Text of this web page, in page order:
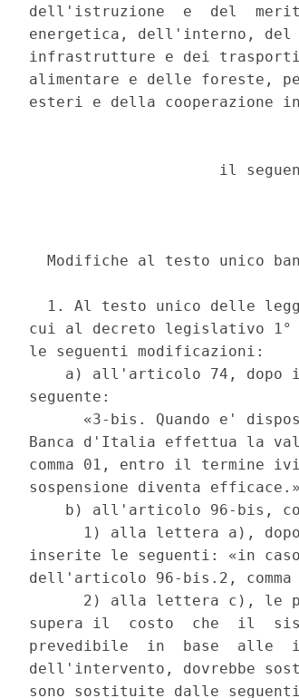
dell'istruzione  e  del
energetica, dell'interno,
infrastrutture e dei
alimentare e delle foreste,
esteri e della cooperazione
il
Modifiche al testo unico
1. Al testo unico delle
cui al decreto legislativo 1°
le seguenti modificazioni:
a) all'articolo 74, dopo
seguente:
«3-bis. Quando e'
Banca d'Italia effettua la
comma 01, entro il termine
sospensione diventa
b) all'articolo 96-bis,
1) alla lettera a),
inserite le seguenti: «in
dell'articolo 96-bis.2,
2) alla lettera c), le
supera il  costo  che  il
prevedibile  in  base  alle
dell'intervento, dovrebbe
sono sostituite dalle